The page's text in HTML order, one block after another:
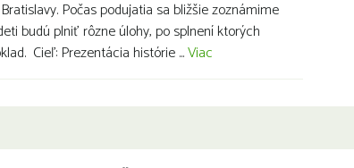
Počas podujatia sa bližšie zoznámime
budú plniť rôzne úlohy, po splnení ktorých
Cieľ: Prezentácia histórie ...Viac